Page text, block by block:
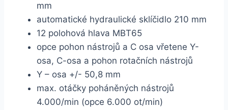
mm
automatické hydraulické sklíčidlo 210 mm
12 polohová hlava MBT65
opce pohon nástrojů a C osa vřetene Y-
osa, C-osa a pohon rotačních nástrojů
Y – osa +/- 50,8 mm
max. otáčky poháněných nástrojů
4.000/min (opce 6.000 ot/min)